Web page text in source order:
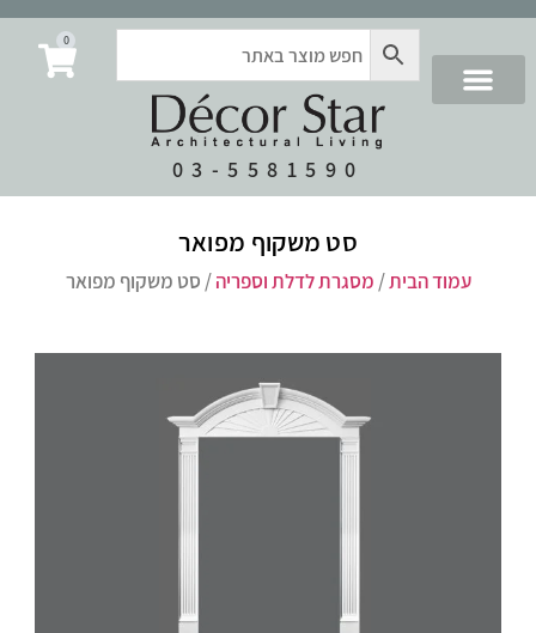
03-5581590
0
סט משקוף מפואר
עמוד הבית/ מסגרת לדלת וספריה/ סט משקוף מפואר